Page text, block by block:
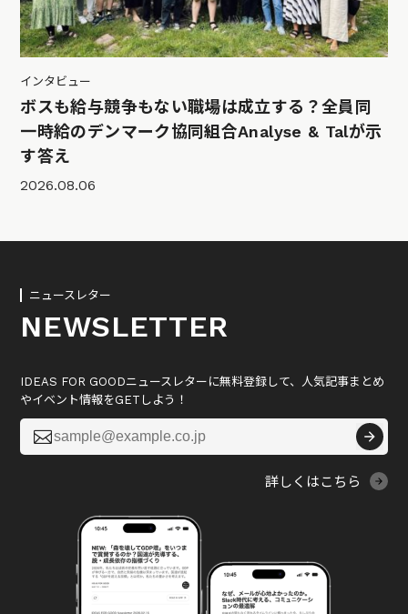
インタビュー
ボスも給与競争もない職場は成立する？全員同
一時給のデンマーク協同組合Analyse & Talが示
す答え
2026.08.06
ニュースレター
NEWSLETTER
IDEAS FOR GOODニュースレターに無料登録して、人気記事まとめ
やイベント情報をGETしよう！

詳しくはこちら